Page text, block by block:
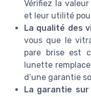
Vérifiez la
et leur utilité
La qualité des
vous que le
pare brise est
lunette
d’une garantie
La garantie